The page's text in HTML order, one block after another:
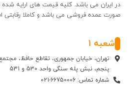
در ایران می باشد. کلیه قیمت های ارایه
صورت عمده فروشی می باشد و کاملا رقابتی
شعبه 1
تهران، خیابان جمهوری، تقاطع حافظ،
پنجم، نبش پله سنگی واحد 530 و 531
شماره تماس: 66750006-021